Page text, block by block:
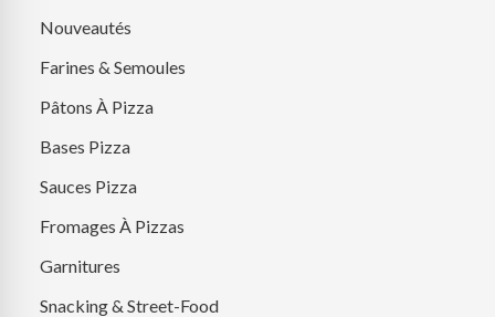
Nouveautés
Farines & Semoules
Pâtons À Pizza
Bases Pizza
Sauces Pizza
Fromages À Pizzas
Garnitures
Snacking & Street-Food